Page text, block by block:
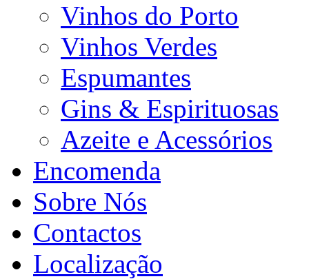
Vinhos do Porto
Vinhos Verdes
Espumantes
Gins & Espirituosas
Azeite e Acessórios
Encomenda
Sobre Nós
Contactos
Localização